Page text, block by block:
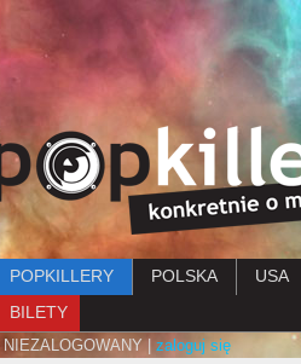
Menu główne
POPKILLERY POLSKA USA
BILETY
NIEZALOGOWANY | zaloguj się